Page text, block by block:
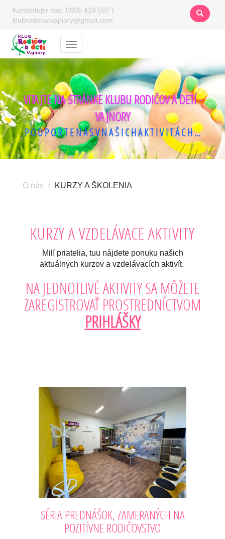
Kontaktujte nás: 0905 418 507 |
klubrodicov.vajnory@gmail.com
Menu
VITAJTE NA STRÁNKE KLUBU RODIČOV A DETÍ -
VAJNORY
P O D P O R T E N Á S V N A Š I C H A K T I V I T Á C H ...
O nás KURZY A ŠKOLENIA
KURZY A VZDELÁVACE AKTIVITY
Milí priatelia, tuu nájdete ponuku našich
aktuálnych kurzov a vzdelávacích aktivít.
NA JEDNOTLIVÉ AKTIVITY SA MÔŽETE
ZAREGISTROVAŤ PROSTREDNÍCTVOM
PRIHLÁŠKY
SÉRIA PREDNÁŠOK, ZAMERANÝCH NA
POZITÍVNE RODIČOVSTVO